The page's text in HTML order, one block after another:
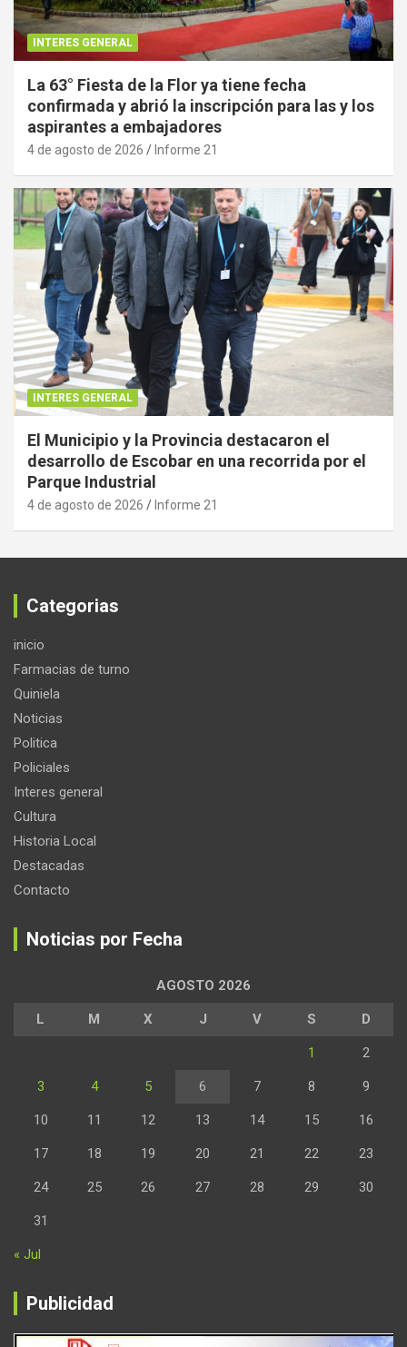
INTERES GENERAL
La 63° Fiesta de la Flor ya tiene fecha
confirmada y abrió la inscripción para las y los
aspirantes a embajadores
4 de agosto de 2026 Informe 21
INTERES GENERAL
El Municipio y la Provincia destacaron el
desarrollo de Escobar en una recorrida por el
Parque Industrial
4 de agosto de 2026 Informe 21
Categorias
inicio
Farmacias de turno
Quiniela
Noticias
Politica
Policiales
Interes general
Cultura
Historia Local
Destacadas
Contacto
Noticias por Fecha
AGOSTO 2026
L M X J V S D
1 2
3 4 5 6 7 8 9
10 11 12 13 14 15 16
17 18 19 20 21 22 23
24 25 26 27 28 29 30
31
« Jul
Publicidad